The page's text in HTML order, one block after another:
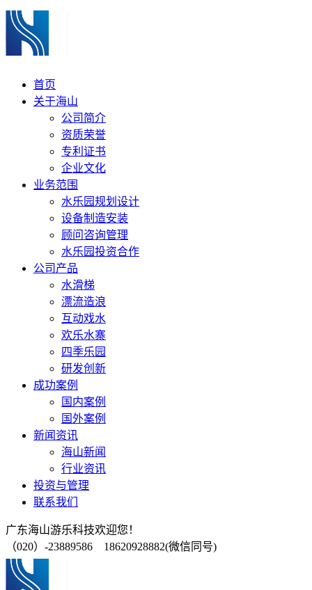
首页
关于海山
公司简介
资质荣誉
专利证书
企业文化
业务范围
水乐园规划设计
设备制造安装
顾问咨询管理
水乐园投资合作
公司产品
水滑梯
漂流造浪
互动戏水
欢乐水寨
四季乐园
研发创新
成功案例
国内案例
国外案例
新闻资讯
海山新闻
行业资讯
投资与管理
联系我们
广东海山游乐科技欢迎您！
（020）-23889586 18620928882(微信同号)